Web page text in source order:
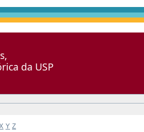
da USP
Y Z